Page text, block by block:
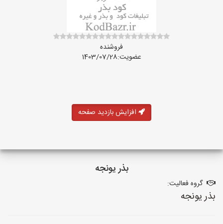
فروشنده
عضویت:1403/07/28
افزایش بازدید صفحه
بذر یونجه
گروه فعالیت:
بذر یونجه